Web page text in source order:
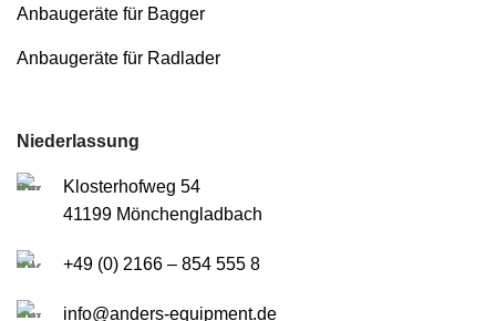
Anbaugeräte für Bagger
Anbaugeräte für Radlader
Niederlassung
Klosterhofweg 54
41199 Mönchengladbach
+49 (0) 2166 – 854 555 8
info@anders-equipment.de